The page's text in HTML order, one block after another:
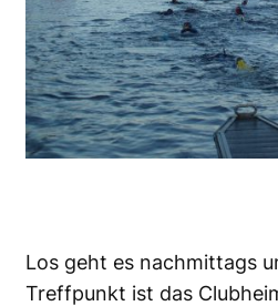
Los geht es nachmittags
Treffpunkt ist das